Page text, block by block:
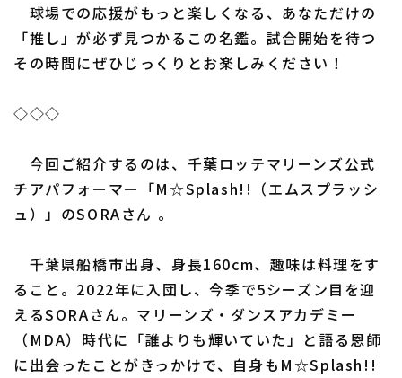
オリックス・バファローズ
福岡ソフトバンクホークス
利用規約 プライバシーポリシー
運営会社 （別ウィンドウで開く） よくある質問
特定商取引法の表示 アルバイト募集 （別ウィンドウで開く
球場での応援がもっと楽しくなる、あなただけの
「推し」が必ず見つかるこの名鑑。試合開始を待つ
その時間にぜひじっくりとお楽しみください！
◇◇◇
今回ご紹介するのは、千葉ロッテマリーンズ公式
チアパフォーマー「M☆Splash!!（エムスプラッシ
ュ）」のSORAさん 。
千葉県船橋市出身、身長160cm、趣味は料理をす
ること。2022年に入団し、今季で5シーズン目を迎
えるSORAさん。マリーンズ・ダンスアカデミー
（MDA）時代に「誰よりも輝いていた」と語る恩師
に出会ったことがきっかけで、自身もM☆Splash!!